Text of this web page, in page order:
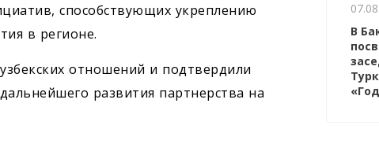
способствующих укреплению
в регионе.
отношений и подтвердили
развития партнерства на
В